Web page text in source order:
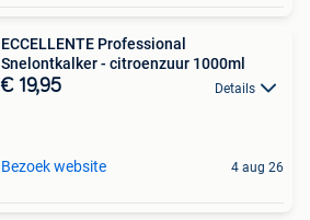
ECCELLENTE Professional
Snelontkalker - citroenzuur 1000ml
€ 19,95 Details
Bezoek website 4 aug 26